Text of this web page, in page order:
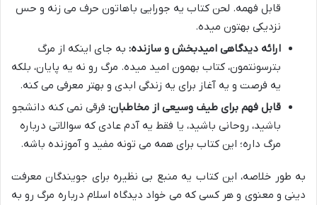
قابل فهمه. لحن کتاب یه جورایی باهاتون حرف می زنه و حس
نزدیکی بهتون میده.
ارائه دیدگاهی امیدبخش و سازنده: به جای اینکه از مرگ
بترسونتمون، کتاب بهمون امید میده. مرگ رو نه یه پایان، بلکه
یه فرصت و یه آغاز برای یه زندگی ابدی و بهتر معرفی می کنه.
قابل فهم برای طیف وسیعی از مخاطبان: فرقی نمی کنه دانشجو
باشید، روحانی باشید، یا فقط یه آدم عادی که سوالاتی درباره
مرگ داره؛ این کتاب برای همه می تونه مفید و آموزنده باشه.
به طور خلاصه، این کتاب یه منبع بی نظیره برای جویندگان معرفت
دینی و معنوی و هر کسی که می خواد دیدگاه اسلام درباره مرگ رو به